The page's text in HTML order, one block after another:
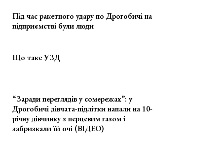
Під час ракетного удару по Дрогобичі на
підприємстві були люди
Що таке УЗД
“Заради переглядів у сомережах”: у
Дрогобичі дівчата-підлітки напали на 10-
річну дівчинку з перцевим газом і
забризкали їй очі (ВІДЕО)